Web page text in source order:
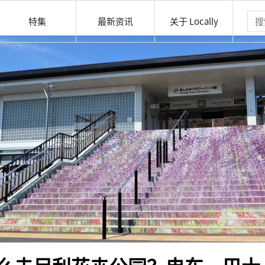
特集 最新资讯 关于 Locally